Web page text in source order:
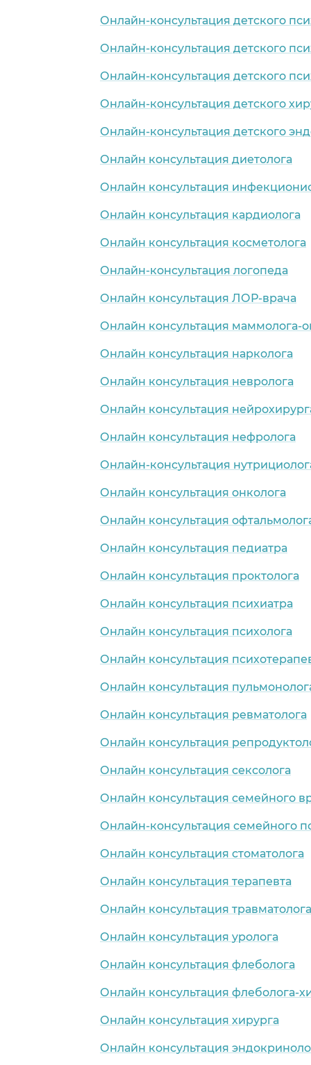
Онлайн-консультация детского
Онлайн-консультация детского
Онлайн-консультация детского
Онлайн-консультация детского
Онлайн-консультация детского
Онлайн консультация диетолога
Онлайн консультация
Онлайн консультация кардиолога
Онлайн консультация косметолога
Онлайн-консультация логопеда
Онлайн консультация ЛОР-врача
Онлайн консультация маммолога-
Онлайн консультация нарколога
Онлайн консультация невролога
Онлайн консультация
Онлайн консультация нефролога
Онлайн-консультация
Онлайн консультация онколога
Онлайн консультация
Онлайн консультация педиатра
Онлайн консультация проктолога
Онлайн консультация психиатра
Онлайн консультация психолога
Онлайн консультация
Онлайн консультация
Онлайн консультация ревматолога
Онлайн консультация
Онлайн консультация сексолога
Онлайн консультация семейного
Онлайн-консультация семейного
Онлайн консультация стоматолога
Онлайн консультация терапевта
Онлайн консультация травматолога
Онлайн консультация уролога
Онлайн консультация флеболога
Онлайн консультация флеболога-
Онлайн консультация хирурга
Онлайн консультация